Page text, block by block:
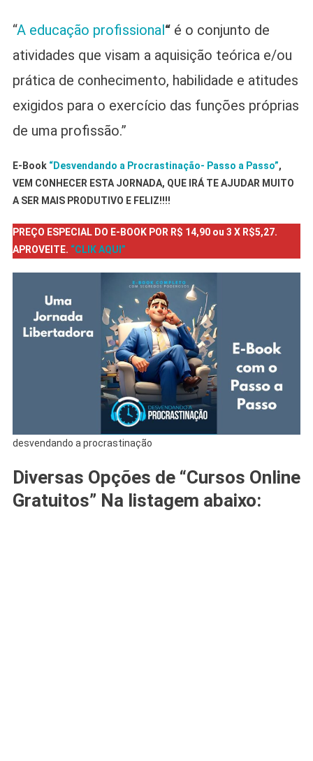
“A educação profissional“é o conjunto de
atividades que visam a aquisição teórica e/ou
prática de conhecimento, habilidade e atitudes
exigidos para o exercício das funções próprias
de uma profissão.”
E-Book “Desvendando a Procrastinação- Passo a Passo”,
VEM CONHECER ESTA JORNADA, QUE IRÁ TE AJUDAR MUITO
A SER MAIS PRODUTIVO E FELIZ!!!!
PREÇO ESPECIAL DO E-BOOK POR R$ 14,90 ou 3 X R$5,27.
APROVEITE. “CLIK AQUI”
desvendando a procrastinação
Diversas Opções de “Cursos Online
Gratuitos” Na listagem abaixo: